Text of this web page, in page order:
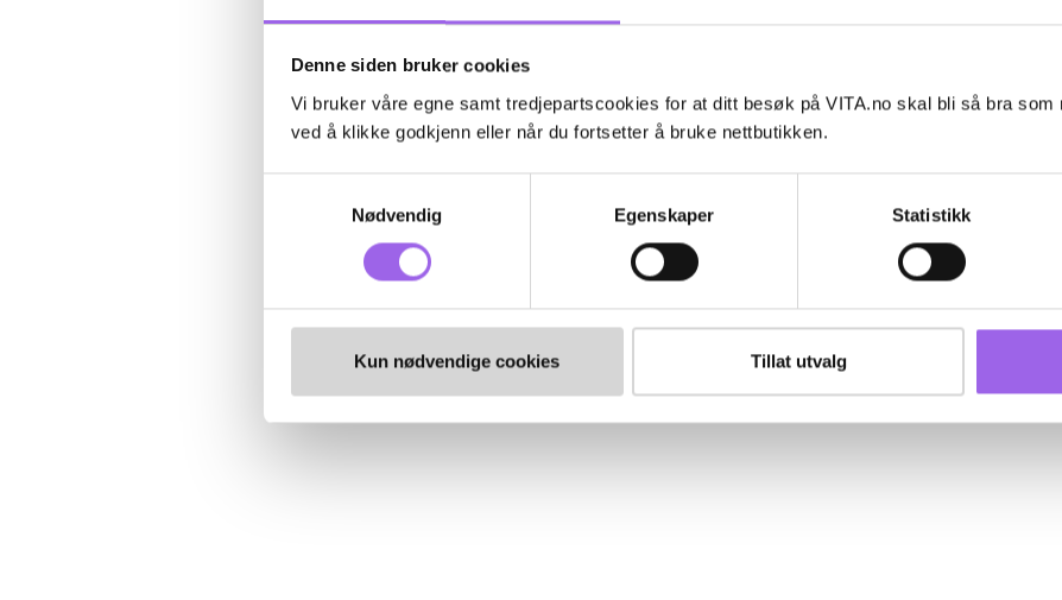
Denne siden bruker cookies
Vi bruker våre egne samt tredjepartscookies for at ditt besøk på VITA.no skal bli så bra som
ved å klikke godkjenn eller når du fortsetter å bruke nettbutikken.
Nødvendig
Egenskaper Statistikk
Kun nødvendige cookies Tillat utvalg